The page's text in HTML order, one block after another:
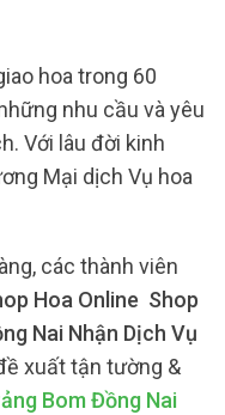
hoa trong 60
nhu cầu và yêu
Với lâu đời kinh
Mại dịch Vụ hoa
các thành viên
Hoa Online Shop
Nai Nhận Dịch Vụ
xuất tận tường &
Bom Đồng Nai